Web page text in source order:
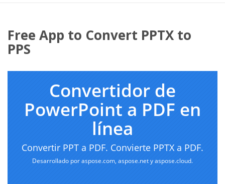
Free App to Convert PPTX to
PPS